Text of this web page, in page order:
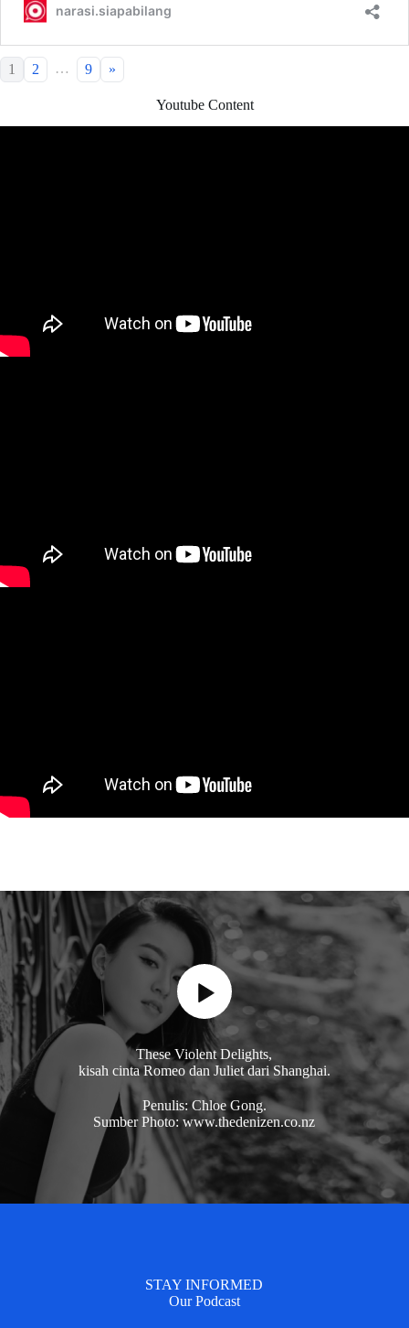
1 2 … 9 »
Youtube Content
These Violent Delights,
kisah cinta Romeo dan Juliet dari Shanghai.
Penulis: Chloe Gong.
Sumber Photo: www.thedenizen.co.nz
STAY INFORMED
Our Podcast